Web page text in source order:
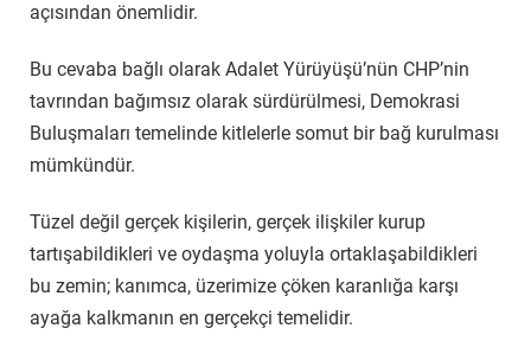
açısından önemlidir.
Bu cevaba bağlı olarak Adalet Yürüyüşü’nün CHP’nin
tavrından bağımsız olarak sürdürülmesi, Demokrasi
Buluşmaları temelinde kitlelerle somut bir bağ kurulması
mümkündür.
Tüzel değil gerçek kişilerin, gerçek ilişkiler kurup
tartışabildikleri ve oydaşma yoluyla ortaklaşabildikleri
bu zemin; kanımca, üzerimize çöken karanlığa karşı
ayağa kalkmanın en gerçekçi temelidir.